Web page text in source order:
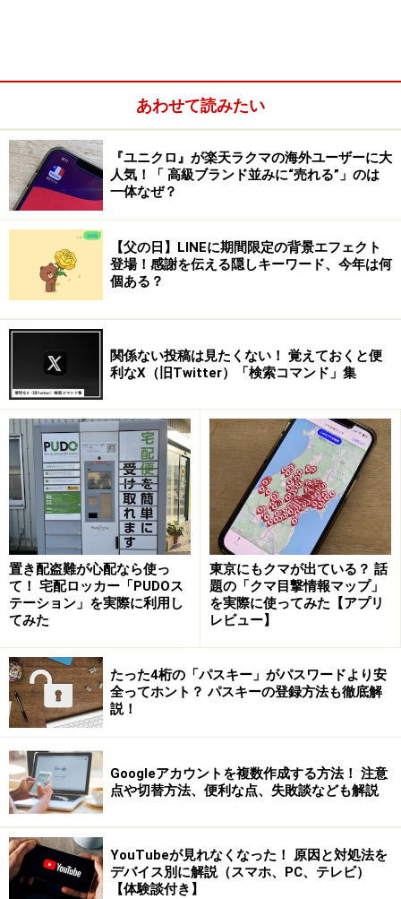
受付場所
かんたんラクマバック（日本郵便）は、郵便局とローソ
ト運輸）の方は、セブン-イレブン、ファミリーマート、
ヤマト運輸の営業所、宅配便ロッカーPUDOから発送が
できます。
かんたんラクマパック（日本郵便）の料金
かんたんラクマパック（日本郵便）は、ゆうパケットと
ゆうパックの2つに対応しています。ゆうパケットは一
律179円（税込）、ゆうパックはサイズによって料金が
異なります。
あわせて読みたい
『ユニクロ』が楽天ラクマの海外ユーザーに大
人気！「 高級ブランド並みに“売れる”」のは
一体なぜ？
【父の日】LINEに期間限定の背景エフェクト
登場！感謝を伝える隠しキーワード、今年は何
個ある？
関係ない投稿は見たくない！ 覚えておくと便
利なX（旧Twitter）「検索コマンド」集
置き配盗難が心配なら使っ
て！ 宅配ロッカー「PUDOス
テーション」を実際に利用し
てみた
東京にもクマが出ている？ 話
題の「クマ目撃情報マップ」
を実際に使ってみた【アプリ
レビュー】
たった4桁の「パスキー」がパスワードより安
全ってホント？ パスキーの登録方法も徹底解
説！
Googleアカウントを複数作成する方法！ 注意
点や切替方法、便利な点、失敗談なども解説
YouTubeが見れなくなった！ 原因と対処法を
デバイス別に解説（スマホ、PC、テレビ）
【体験談付き】